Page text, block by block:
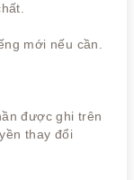
mới nếu cần.
được ghi trên
thay đổi